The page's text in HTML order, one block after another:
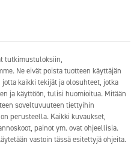
tutkimustuloksiin,
Ne eivät poista tuotteen käyttäjän
kaikki tekijät ja olosuhteet, jotka
ja käyttöön, tulisi huomioitua. Mitään
soveltuvuuteen tiettyihin
perusteella. Kaikki kuvaukset,
painot ym. ovat ohjeellisia.
vastoin tässä esitettyjä ohjeita.